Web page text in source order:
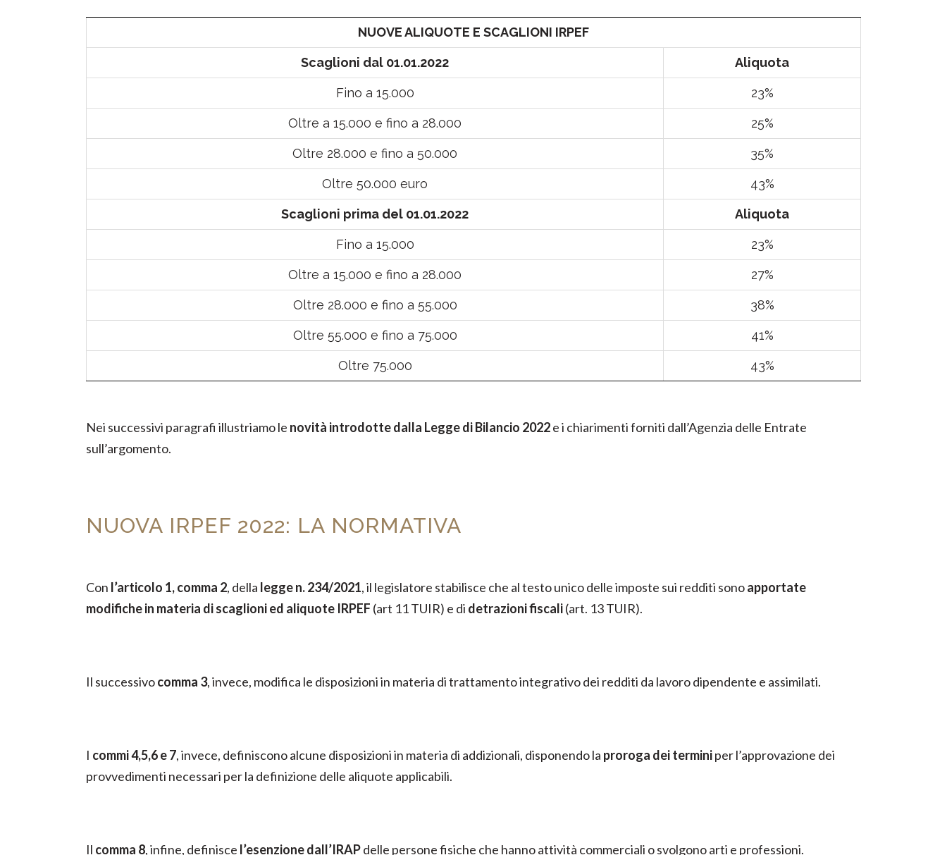
NUOVE ALIQUOTE E SCAGLIONI IRPEF
Scaglioni dal 01.01.2022 Aliquota
Fino a 15.000 23%
Oltre a 15.000 e fino a 28.000 25%
Oltre 28.000 e fino a 50.000 35%
Oltre 50.000 euro 43%
Scaglioni prima del 01.01.2022 Aliquota
Fino a 15.000 23%
Oltre a 15.000 e fino a 28.000 27%
Oltre 28.000 e fino a 55.000 38%
Oltre 55.000 e fino a 75.000 41%
Oltre 75.000 43%
Nei successivi paragrafi illustriamo le novità introdotte dalla Legge di Bilancio 2022e i chiarimenti forniti dall’Agenzia delle Entrate
sull’argomento.
NUOVA IRPEF 2022: LA NORMATIVA
Con l’articolo 1, comma 2, della legge n. 234/2021, il legislatore stabilisce che al testo unico delle imposte sui redditi sonoapportate
modifiche in materia di scaglioni ed aliquote IRPEF (art 11 TUIR) e di detrazioni fiscali(art. 13 TUIR).
Il successivocomma 3, invece, modifica le disposizioni in materia di trattamento integrativo dei redditi da lavoro dipendente e assimilati.
I commi 4,5,6 e 7, invece, definiscono alcune disposizioni in materia di addizionali, disponendo la proroga dei terminiper l’approvazione dei
provvedimenti necessari per la definizione delle aliquote applicabili.
Il comma 8, infine, definisce l’esenzione dall’IRAPdelle persone fisiche che hanno attività commerciali o svolgono arti e professioni.